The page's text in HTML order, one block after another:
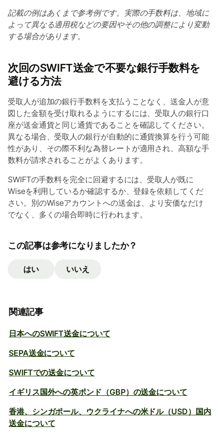
記載の例はあくまで参考例です。実際の手数料は、地域に
よって異なる適用税などの要因やその他の調整により変動
する場合があります。
次回のSWIFT送金で不要な銀行手数料を
避ける方法
受取人が追加の銀行手数料を支払うことなく、送金人が意
図した金額を受け取れるようにするには、受取人の銀行口
座が送金通貨と同じ通貨であることを確認してください。
異なる場合、受取人の銀行が自動的に通貨換算を行う可能
性があり、その際不利な為替レートが適用され、高額な手
数料が請求されることがよくあります。
SWIFTの手数料を完全に回避するには、受取人が既に
Wiseを利用しているか確認するか、登録を依頼してくだ
さい。別のWiseアカウントへの送金は、より安価なだけ
でなく、多くの場合即時に行われます。
この記事は参考になりましたか？
はい いいえ
関連記事
日本へのSWIFT送金について
SEPA送金について
SWIFTでの送金について
イギリス国外への英ポンド（GBP）の送金について
香港、シンガポール、ウクライナへの米ドル（USD）国内
送金について